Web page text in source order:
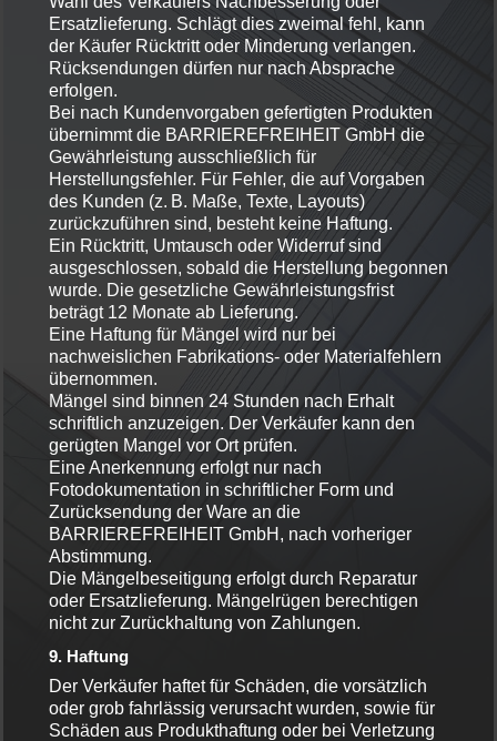
Ersatzlieferung. Schlägt dies zweimal fehl, kann
der Käufer Rücktritt oder Minderung verlangen.
Rücksendungen dürfen nur nach Absprache
erfolgen.
Bei nach Kundenvorgaben gefertigten Produkten
übernimmt die BARRIEREFREIHEIT GmbH die
Gewährleistung ausschließlich für
Herstellungsfehler. Für Fehler, die auf Vorgaben
des Kunden (z. B. Maße, Texte, Layouts)
zurückzuführen sind, besteht keine Haftung.
Ein Rücktritt, Umtausch oder Widerruf sind
ausgeschlossen, sobald die Herstellung begonnen
wurde. Die gesetzliche Gewährleistungsfrist
beträgt 12 Monate ab Lieferung.
Eine Haftung für Mängel wird nur bei
nachweislichen Fabrikations- oder Materialfehlern
übernommen.
Mängel sind binnen 24 Stunden nach Erhalt
schriftlich anzuzeigen. Der Verkäufer kann den
gerügten Mangel vor Ort prüfen.
Eine Anerkennung erfolgt nur nach
Fotodokumentation in schriftlicher Form und
Zurücksendung der Ware an die
BARRIEREFREIHEIT GmbH, nach vorheriger
Abstimmung.
Die Mängelbeseitigung erfolgt durch Reparatur
oder Ersatzlieferung. Mängelrügen berechtigen
nicht zur Zurückhaltung von Zahlungen.
9. Haftung
Der Verkäufer haftet für Schäden, die vorsätzlich
oder grob fahrlässig verursacht wurden, sowie für
Schäden aus Produkthaftung oder bei Verletzung